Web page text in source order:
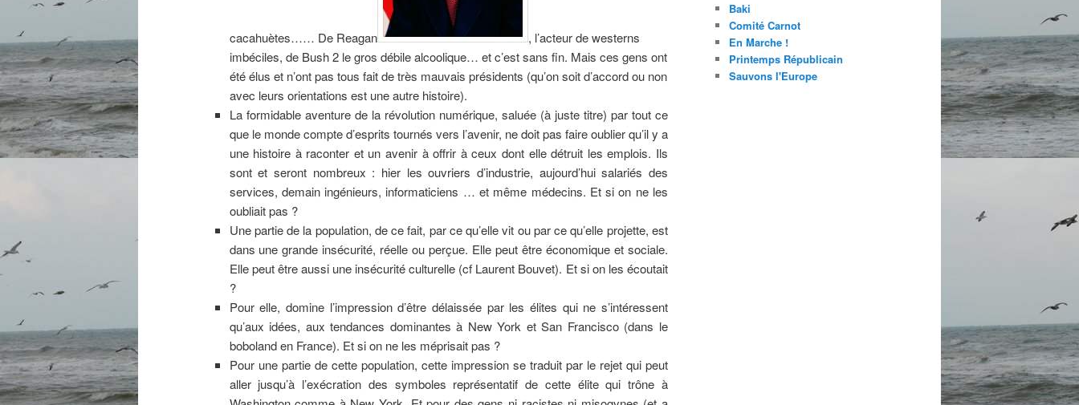
cacahuètes…… De Reagan
, l’acteur de westerns
imbéciles, de Bush 2 le gros débile alcoolique… et c’est sans fin. Mais ces gens ont
été élus et n’ont pas tous fait de très mauvais présidents (qu’on soit d’accord ou non
avec leurs orientations est une autre histoire).
La formidable aventure de la révolution numérique, saluée (à juste titre) par tout ce
que le monde compte d’esprits tournés vers l’avenir, ne doit pas faire oublier qu’il y a
une histoire à raconter et un avenir à offrir à ceux dont elle détruit les emplois. Ils
sont et seront nombreux : hier les ouvriers d’industrie, aujourd’hui salariés des
services, demain ingénieurs, informaticiens … et même médecins. Et si on ne les
oubliait pas ?
Une partie de la population, de ce fait, par ce qu’elle vit ou par ce qu’elle projette, est
dans une grande insécurité, réelle ou perçue. Elle peut être économique et sociale.
Elle peut être aussi une insécurité culturelle (cf Laurent Bouvet). Et si on les écoutait
?
Pour elle, domine l’impression d’être délaissée par les élites qui ne s’intéressent
qu’aux idées, aux tendances dominantes à New York et San Francisco (dans le
boboland en France). Et si on ne les méprisait pas ?
Pour une partie de cette population, cette impression se traduit par le rejet qui peut
aller jusqu’à l’exécration des symboles représentatif de cette élite qui trône à
Baki
Comité Carnot
En Marche !
Printemps Républicain
Sauvons l'Europe